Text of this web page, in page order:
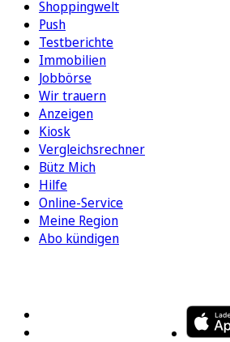
Shoppingwelt
Push
Testberichte
Immobilien
Jobbörse
Wir trauern
Anzeigen
Kiosk
Vergleichsrechner
Bütz Mich
Hilfe
Online-Service
Meine Region
Abo kündigen